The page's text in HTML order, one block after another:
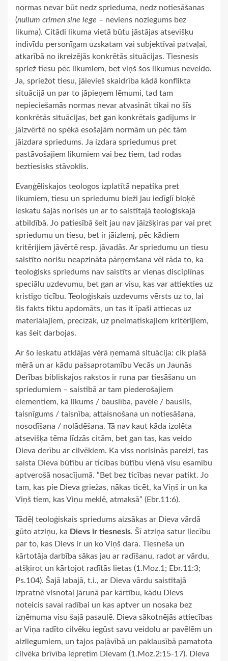
normas nevar būt nedz sprieduma, nedz notiesāšanas
(nullum crimen sine lege – neviens noziegums bez
likuma). Citādi likuma vietā būtu jāstājas atsevišķu
indivīdu personīgam uzskatam vai subjektīvai patvaļai,
atkarībā no ikreizējās konkrētās situācijas. Tiesnesis
spriež tiesu pēc likumiem, bet viņš šos likumus neveido.
Ja, spriežot tiesu, jāievieš skaidrība kādā konflikta
situācijā un par to jāpieņem lēmumi, tad tam
nepieciešamās normas nevar atvasināt tikai no šīs
konkrētās situācijas, bet gan konkrētais gadījums ir
jāizvērtē no spēkā esošajām normām un pēc tām
jāizdara spriedums. Ja izdara spriedumus pret
pastāvošajiem likumiem vai bez tiem, tad rodas
beztiesisks stāvoklis.
Evaņģēliskajos teologos izplatītā nepatika pret
likumiem, tiesu un spriedumu bieži jau iedīglī bloķē
ieskatu šajās norisēs un ar to saistītajā teoloģiskajā
atbildībā. Jo patiesībā šeit jau nav jāizšķiras par vai pret
spriedumu un tiesu, bet ir jāizlemj, pēc kādiem
kritērijiem jāvērtē resp. jāvadās. Ar spriedumu un tiesu
saistīto norišu neapzināta pārņemšana vēl rāda to, ka
teoloģisks spriedums nav saistīts ar vienas disciplīnas
speciālu uzdevumu, bet gan ar visu, kas var attiekties uz
kristīgo ticību. Teoloģiskais uzdevums vērsts uz to, lai
šis fakts tiktu apdomāts, un tas it īpaši attiecas uz
materiālajiem, precīzāk, uz pneimatiskajiem kritērijiem,
kas šeit darbojas.
Ar šo ieskatu atklājas vērā ņemamā situācija: cik plašā
mērā un ar kādu pašsaprotamību Vecās un Jaunās
Derības bibliskajos rakstos ir runa par tiesāšanu un
spriedumiem – saistībā ar tam piederošajiem
elementiem, kā likums / bauslība, pavēle / bauslis,
taisnīgums / taisnība, attaisnošana un notiesāšana,
nosodīšana / nolādēšana. Tā nav kaut kāda izolēta
atsevišķa tēma līdzās citām, bet gan tas, kas veido
Dieva derību ar cilvēkiem. Ka viss norisinās pareizi, tas
saista Dieva būtību ar ticības būtību vienā visu esamību
aptverošā nosacījumā. “Bet bez ticības nevar patikt. Jo
tam, kas pie Dieva griežas, nākas ticēt, ka Viņš ir un ka
Viņš tiem, kas Viņu meklē, atmaksā” (Ebr.11:6).
Tādēļ teoloģiskais spriedums aizsākas ar Dieva vārdā
gūto atziņu, ka Dievs ir tiesnesis. Šī atziņa satur liecību
par to, kas Dievs ir un ko Viņš dara. Tiesneša un
kārtotāja darbība sākas jau ar radīšanu, radot ar vārdu,
atšķirot un kārtojot radītās lietas (1.Moz.1; Ebr.11:3;
Ps.104). Šajā labajā, t.i., ar Dieva vārdu saistītajā
izpratnē visnotaļ jārunā par kārtību, kādu Dievs
noteicis savai radībai un kas aptver un nosaka bez
izņēmuma visu šajā pasaulē. Dieva sākotnējās attiecības
ar Viņa radīto cilvēku iegūst savu veidolu ar pavēlēm un
aizliegumiem, un tajos paļāvībā un paklausībā pamatota
cilvēka brīvība iepretim Dievam (1.Moz.2:15-17). Dieva